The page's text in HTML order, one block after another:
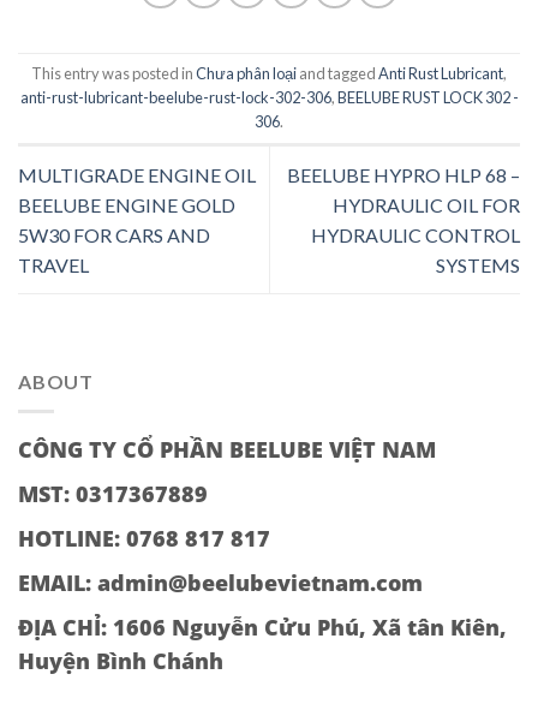
This entry was posted inChưa phân loạiand taggedAnti Rust Lubricant,
anti-rust-lubricant-beelube-rust-lock-302-306,BEELUBE RUST LOCK 302 -
306.
MULTIGRADE ENGINE OIL
BEELUBE ENGINE GOLD
5W30 FOR CARS AND
TRAVEL
BEELUBE HYPRO HLP 68 –
HYDRAULIC OIL FOR
HYDRAULIC CONTROL
SYSTEMS
ABOUT
CÔNG TY CỔ PHẦN BEELUBE VIỆT NAM
MST: 0317367889
HOTLINE: 0768 817 817
EMAIL: admin@beelubevietnam.com
ĐỊA CHỈ: 1606 Nguyễn Cửu Phú, Xã tân Kiên,
Huyện Bình Chánh